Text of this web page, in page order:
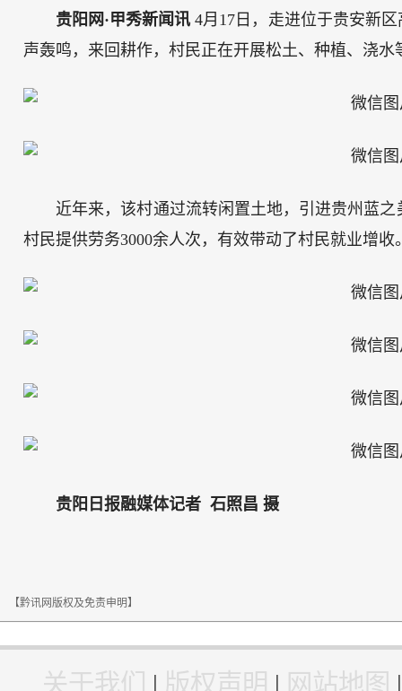
贵阳网·甲秀新闻讯 4月17日，走进位于贵安新
声轰鸣，来回耕作，村民正在开展松土、种植、浇
近年来，该村通过流转闲置土地，引进贵州蓝
村民提供劳务3000余人次，有效带动了村民就业增收
贵阳日报融媒体记者 石照昌 摄
【黔讯网版权及免责申明】
关于我们 | 版权声明 | 网站地图